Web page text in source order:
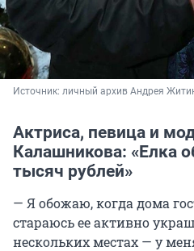
Источник: личный архив Андрея
Актриса, певица и
Калашникова: «Елка
тысяч рублей»
— Я обожаю, когда дома
стараюсь ее активно
нескольких местах — у